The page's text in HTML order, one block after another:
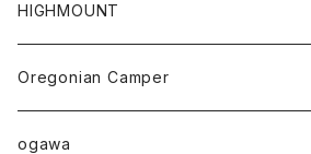
HIGHMOUNT
Oregonian Camper
ogawa